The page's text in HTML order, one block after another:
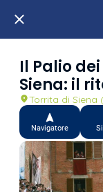
Il Palio
Siena: il
Torrita di Siena
Navigatore